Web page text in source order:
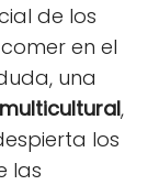
de los
en el
una
,
los
las